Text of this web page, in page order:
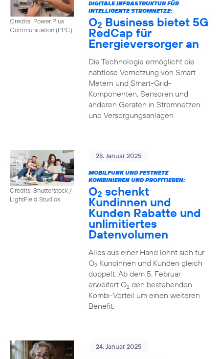
Credits: Power Plus
Communication (PPC)
DIGITALE INFRASTRUKTUR FÜR
INTELLIGENTE STROMNETZE:
O2 Business bietet 5G
RedCap für
Energieversorger an
Die Technologie ermöglicht die
nahtlose Vernetzung von Smart
Metern und Smart-Grid-
Komponenten, Sensoren und
anderen Geräten in Stromnetzen
und Versorgungsanlagen
Credits: Shutterstock /
LightField Studios
28. Januar 2025
MOBILFUNK UND FESTNETZ
KOMBINIEREN UND PROFITIEREN:
O2 schenkt
Kundinnen und
Kunden Rabatte und
unlimitiertes
Datenvolumen
Alles aus einer Hand lohnt sich für
O2Kundinnen und Kunden gleich
doppelt. Ab dem 5. Februar
erweitert O2den bestehenden
Kombi-Vorteil um einen weiteren
Benefit.
24. Januar 2025